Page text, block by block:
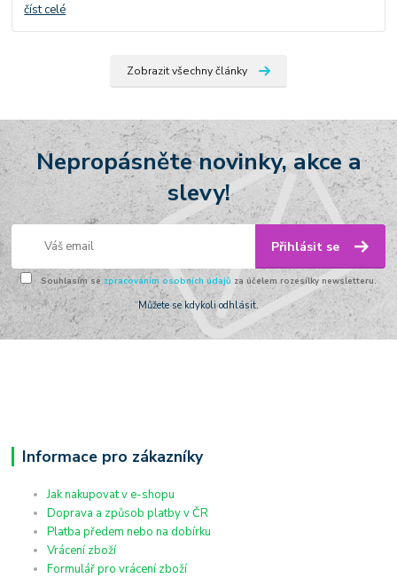
číst celé
Zobrazit všechny články
Nepropásněte novinky, akce a
slevy!
Přihlásit se
Souhlasím se zpracováním osobních údajů za účelem rozesílky newsletteru.
Můžete se kdykoli odhlásit.
Informace pro zákazníky
Jak nakupovat v e-shopu
Doprava a způsob platby v ČR
Platba předem nebo na dobírku
Vrácení zboží
Formulář pro vrácení zboží